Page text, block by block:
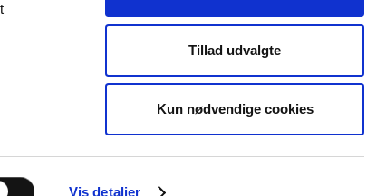
Vis detaljer
Tillad udvalgte
Kun nødvendige cookies